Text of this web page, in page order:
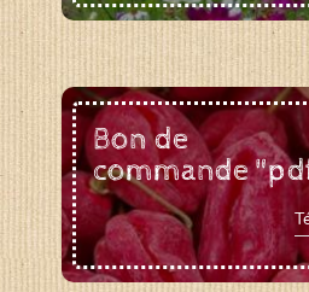
Bon de
commande